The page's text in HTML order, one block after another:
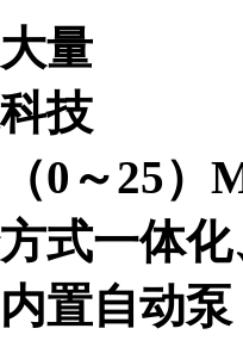
大量
技
（0～25）
式一体
内置自动